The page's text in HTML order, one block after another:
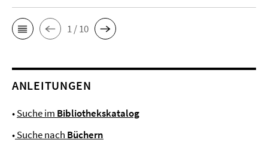
1 / 10
ANLEITUNGEN
•Suche im Bibliothekskatalog
•Suche nach Büchern